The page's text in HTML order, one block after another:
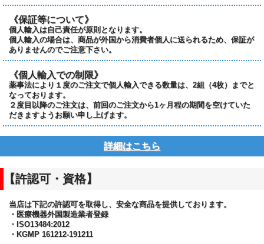
《保証等について》
個人輸入は自己責任が原則となります。
個人輸入の場合は、商品が外国から消費者個人に送られるため、保証が
ありませんのでご注意下さい。
《個人輸入での制限》
薬事法により１度のご注文で個人輸入できる数量は、2組（4枚）までと
なっております。
２度目以降のご注文は、前回のご注文から1ヶ月程の期間を空けていた
だきますようお願い申し上げます。
詳細はこちら
【許認可・資格】
当店は下記の許認可を取得し、安全な商品を提供しております。
・医療機器外国製造業者登録
・ISO13484:2012
・KGMP 161212-191211